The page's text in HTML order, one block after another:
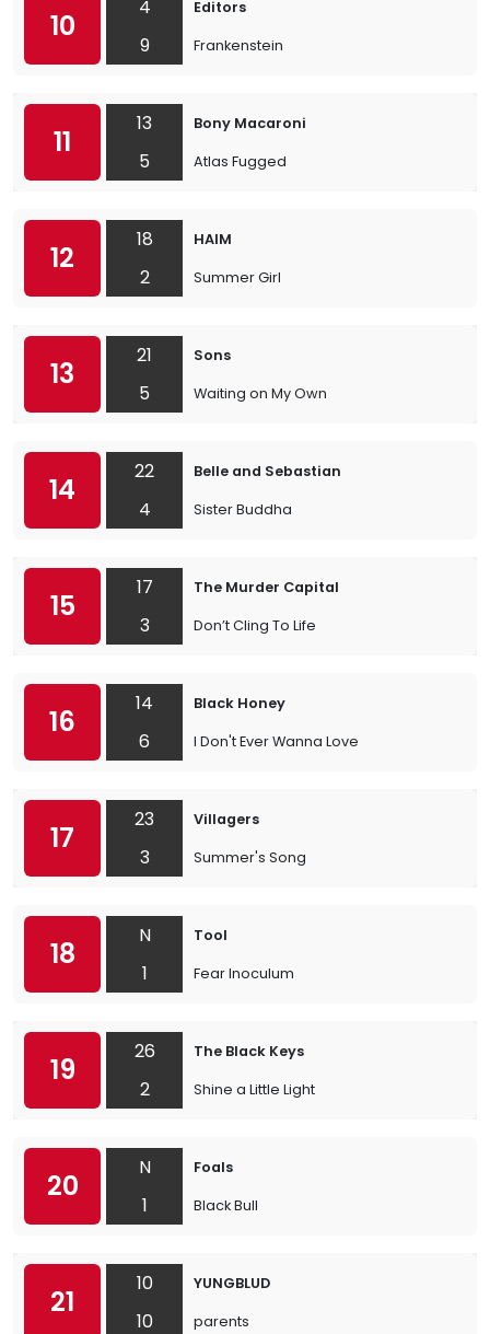
10
4
9
Editors
Frankenstein
11
13
5
Bony Macaroni
Atlas Fugged
12
18
2
HAIM
Summer Girl
13
21
5
Sons
Waiting on My Own
14
22
4
Belle and Sebastian
Sister Buddha
15
17
3
The Murder Capital
Don’t Cling To Life
16
14
6
Black Honey
I Don't Ever Wanna Love
17
23
3
Villagers
Summer's Song
18
N
1
Tool
Fear Inoculum
19
26
2
The Black Keys
Shine a Little Light
20
N
1
Foals
Black Bull
21
10
10
YUNGBLUD
parents